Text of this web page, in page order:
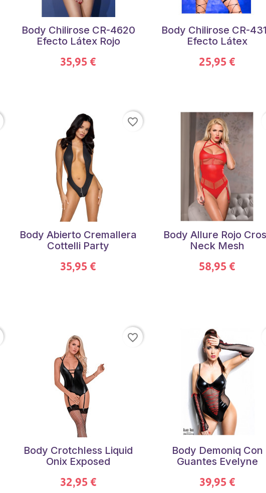
Body Chilirose CR-4620
Efecto Látex Rojo
35,95 €
Body Chilirose CR-
Efecto Látex
25,95 €
Body Abierto Cremallera
Cottelli Party
35,95 €
favorite_border
Body Allure Rojo
Neck Mesh
58,95 €
Body Crotchless Liquid
Onix Exposed
32,95 €
favorite_border
Body Demoniq Con
Guantes Evelyne
39,95 €